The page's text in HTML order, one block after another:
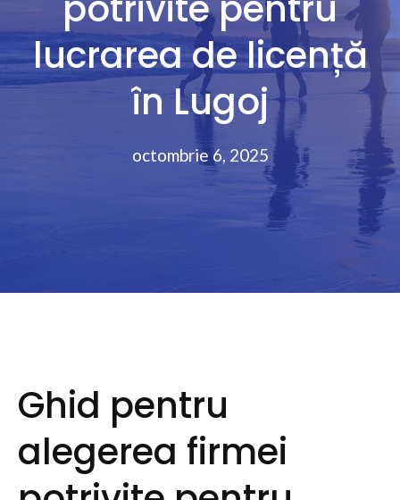
lucrarea de licență
în Lugoj
octombrie 6, 2025
Ghid pentru
alegerea firmei